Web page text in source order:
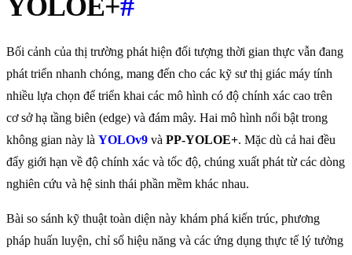
YOLOE+#
Bối cảnh của thị trường phát hiện đối tượng thời gian thực vẫn đang
phát triển nhanh chóng, mang đến cho các kỹ sư thị giác máy tính
nhiều lựa chọn để triển khai các mô hình có độ chính xác cao trên
cơ sở hạ tầng biên (edge) và đám mây. Hai mô hình nổi bật trong
không gian này là YOLOv9 và PP-YOLOE+. Mặc dù cả hai đều
đẩy giới hạn về độ chính xác và tốc độ, chúng xuất phát từ các dòng
nghiên cứu và hệ sinh thái phần mềm khác nhau.
Bài so sánh kỹ thuật toàn diện này khám phá kiến trúc, phương
pháp huấn luyện, chỉ số hiệu năng và các ứng dụng thực tế lý tưởng